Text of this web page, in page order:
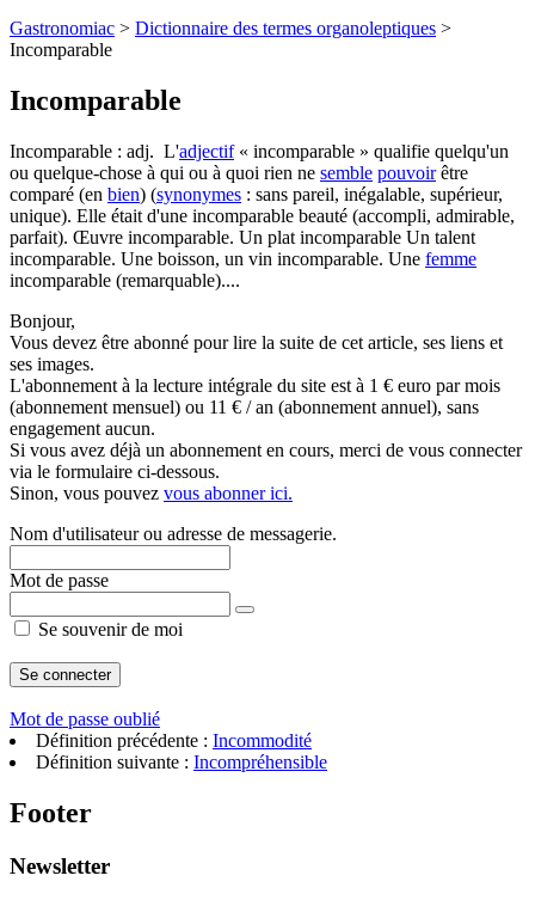
Gastronomiac > Dictionnaire des termes organoleptiques >
Incomparable
Incomparable
Incomparable : adj. L'adjectif« incomparable » qualifie quelqu'un
ou quelque-chose à qui ou à quoi rien ne semble pouvoirêtre
comparé (en bien) (synonymes : sans pareil, inégalable, supérieur,
unique). Elle était d'une incomparable beauté (accompli, admirable,
parfait). Œuvre incomparable. Un plat incomparable Un talent
incomparable. Une boisson, un vin incomparable. Une femme
incomparable (remarquable)....
Bonjour,
Vous devez être abonné pour lire la suite de cet article, ses liens et
ses images.
L'abonnement à la lecture intégrale du site est à 1 € euro par mois
(abonnement mensuel) ou 11 € / an (abonnement annuel), sans
engagement aucun.
Si vous avez déjà un abonnement en cours, merci de vous connecter
via le formulaire ci-dessous.
Sinon, vous pouvez vous abonner ici.
Nom d'utilisateur ou adresse de messagerie.
Mot de passe
Se souvenir de moi
Mot de passe oublié
Définition précédente : Incommodité
Définition suivante : Incompréhensible
Footer
Newsletter